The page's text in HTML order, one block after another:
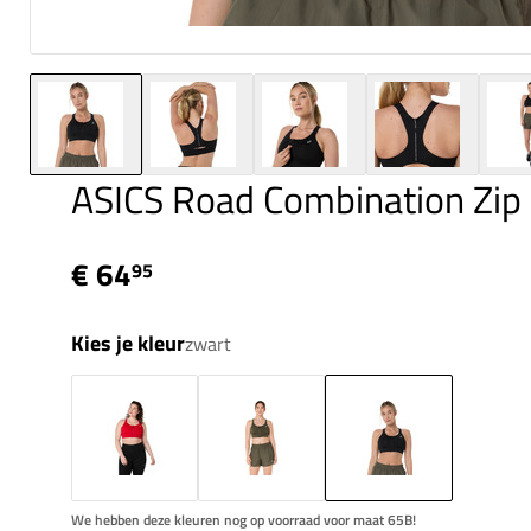
ASICS Road Combination
€ 6495
Kies je kleurzwart
We hebben deze kleuren nog op voorraad voor maat 65B!